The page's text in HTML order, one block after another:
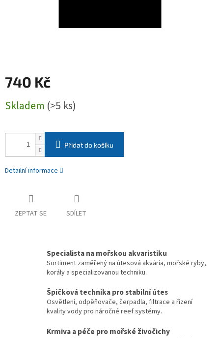
740 Kč
cena:
Skladem (>5 ks)
Přidat do košíku
Detailní informace
ZEPTAT SE SDÍLET
Specialista na mořskou akvaristiku
Sortiment zaměřený na útesová akvária, mořské ryby,
korály a specializovanou techniku.
Špičková technika pro stabilní útes
Osvětlení, odpěňovače, čerpadla, filtrace a řízení
kvality vody pro náročné reef systémy.
Krmiva a péče pro mořské živočichy